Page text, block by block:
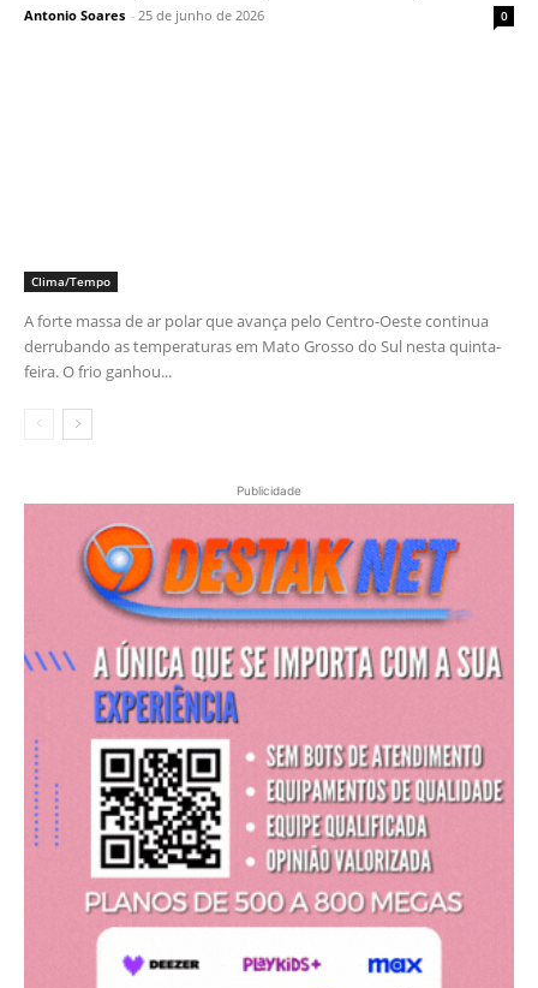
Antonio Soares - 25 de junho de 2026 0
Clima/Tempo
A forte massa de ar polar que avança pelo Centro-Oeste continua
derrubando as temperaturas em Mato Grosso do Sul nesta quinta-
feira. O frio ganhou...
Publicidade